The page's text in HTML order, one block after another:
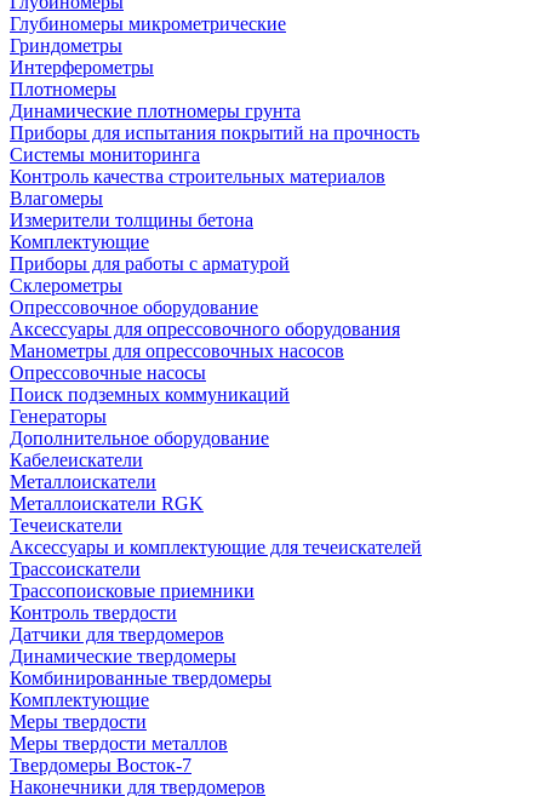
Глубиномеры микрометрические
Гриндометры
Интерферометры
Плотномеры
Динамические плотномеры грунта
Приборы для испытания покрытий на прочность
Системы мониторинга
Контроль качества строительных материалов
Влагомеры
Измерители толщины бетона
Комплектующие
Приборы для работы с арматурой
Склерометры
Опрессовочное оборудование
Аксессуары для опрессовочного оборудования
Манометры для опрессовочных насосов
Опрессовочные насосы
Поиск подземных коммуникаций
Генераторы
Дополнительное оборудование
Кабелеискатели
Металлоискатели
Металлоискатели RGK
Течеискатели
Аксессуары и комплектующие для течеискателей
Трассоискатели
Трассопоисковые приемники
Контроль твердости
Датчики для твердомеров
Динамические твердомеры
Комбинированные твердомеры
Комплектующие
Меры твердости
Меры твердости металлов
Твердомеры Восток-7
Наконечники для твердомеров